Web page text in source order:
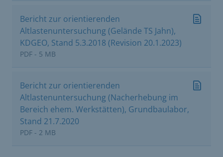
Bericht zur orientierenden
Altlastenuntersuchung (Gelände TS Jahn),
KDGEO, Stand 5.3.2018 (Revision 20.1.2023)
PDF - 5 MB
Bericht zur orientierenden
Altlastenuntersuchung (Nacherhebung im
Bereich ehem. Werkstätten), Grundbaulabor,
Stand 21.7.2020
PDF - 2 MB